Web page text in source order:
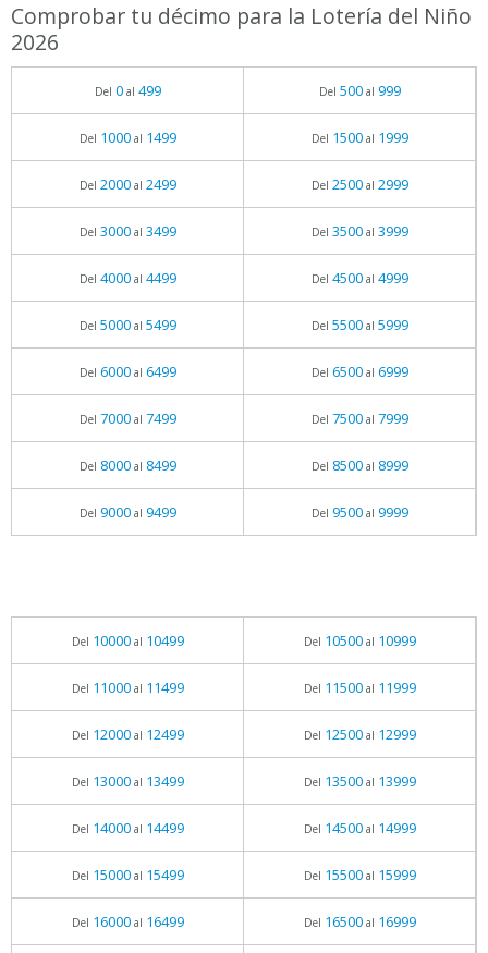
Comprobar tu décimo para la Lotería del Niño
2026
Del 0al 499 Del 500al 999
Del 1000al 1499 Del 1500al 1999
Del 2000al 2499 Del 2500al 2999
Del 3000al 3499 Del 3500al 3999
Del 4000al 4499 Del 4500al 4999
Del 5000al 5499 Del 5500al 5999
Del 6000al 6499 Del 6500al 6999
Del 7000al 7499 Del 7500al 7999
Del 8000al 8499 Del 8500al 8999
Del 9000al 9499 Del 9500al 9999
Del 10000al 10499 Del 10500al 10999
Del 11000al 11499 Del 11500al 11999
Del 12000al 12499 Del 12500al 12999
Del 13000al 13499 Del 13500al 13999
Del 14000al 14499 Del 14500al 14999
Del 15000al 15499 Del 15500al 15999
Del 16000al 16499 Del 16500al 16999